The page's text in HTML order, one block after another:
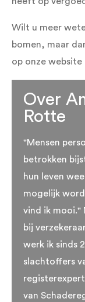
Wilt u meer
bomen, maar
op onze
Over
Rotte
"Mensen
betrokken
hun leven
mogelijk
vind ik mooi."
bij
werk ik sinds
slachtoffers
van